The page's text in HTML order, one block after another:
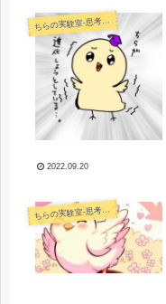
ちらの実験室-思考・失敗談・リアルタイム実況等を発信します-
2022.09.20
ちらの実験室-思考・失敗談・リアルタイム実況等を発信します-